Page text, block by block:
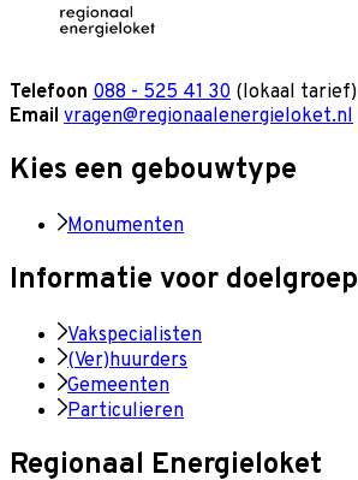
Telefoon 088 - 525 41 30 (lokaal tarief)
Email vragen@regionaalenergieloket.nl
Kies een gebouwtype
Monumenten
Informatie voor
Vakspecialisten
(Ver)huurders
Gemeenten
Particulieren
Regionaal Energieloket